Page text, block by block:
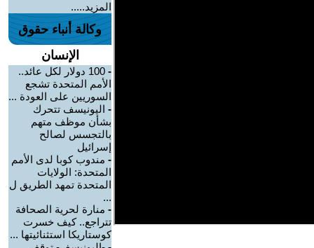
المزيد.....
وكالة أنباء حقوق
الإنسان
-
100 دولار لكل عائد..
الأمم المتحدة تشجع
السوريين على العودة ...
- اليونيسف تتحرك
بشأن موظف متهم
بالتجسس لصالح
إسرائيل
- مندوب كوبا لدى الأمم
المتحدة: الولايات
المتحدة تمهد الطريق ل
...
- منارة لحرية الصحافة
تتراجع.. كيف خسرت
كوستاريكا استثنائيتها ...